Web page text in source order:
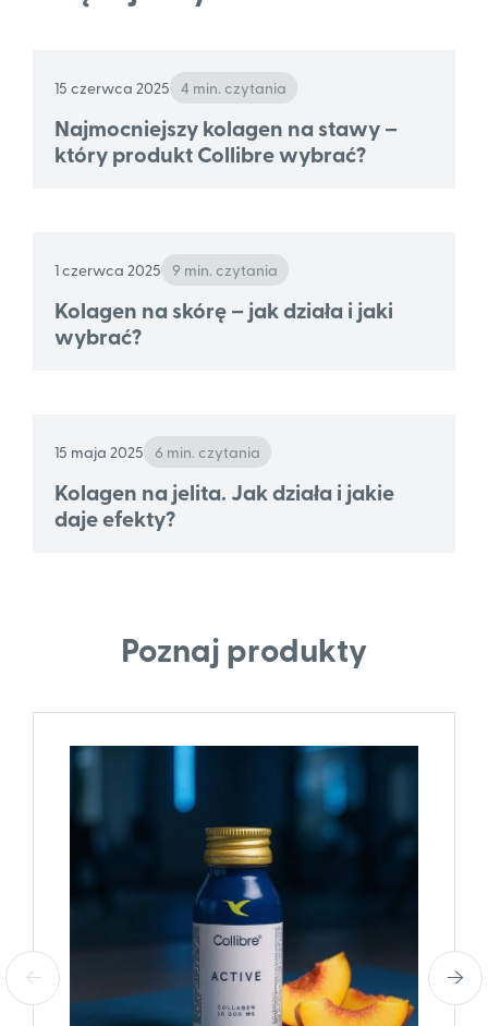
15 czerwca 2025 4 min. czytania
Najmocniejszy kolagen na stawy –
który produkt Collibre wybrać?
1 czerwca 2025 9 min. czytania
Kolagen na skórę – jak działa i jaki
wybrać?
15 maja 2025 6 min. czytania
Kolagen na jelita. Jak działa i jakie
daje efekty?
Poznaj produkty